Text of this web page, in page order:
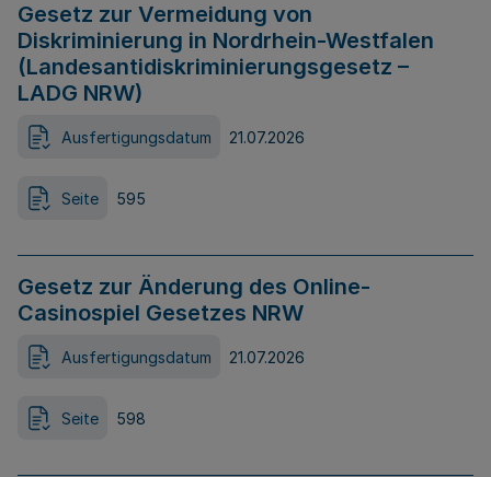
Gesetz zur Vermeidung von
Diskriminierung in Nordrhein-Westfalen
(Landesantidiskriminierungsgesetz –
LADG NRW)
Ausfertigungsdatum 21.07.2026
Seite 595
Gesetz zur Änderung des Online-
Casinospiel Gesetzes NRW
Ausfertigungsdatum 21.07.2026
Seite 598